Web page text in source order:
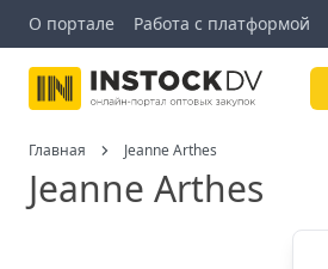
О портале Работа с платформой
Главная Jeanne Arthes
Jeanne Arthes